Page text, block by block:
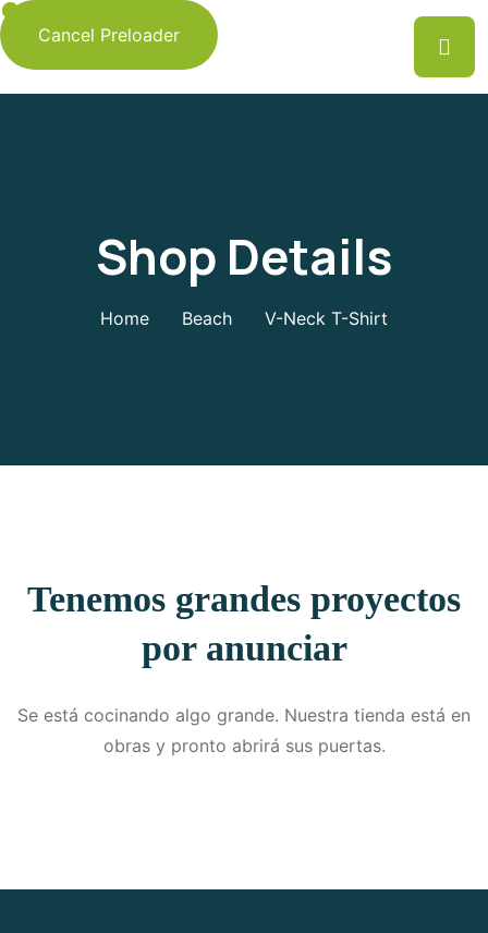
Cancel Preloader
Shop Details
Home Beach V-Neck T-Shirt
Tenemos grandes proyectos
por anunciar
Se está cocinando algo grande. Nuestra tienda está en
obras y pronto abrirá sus puertas.